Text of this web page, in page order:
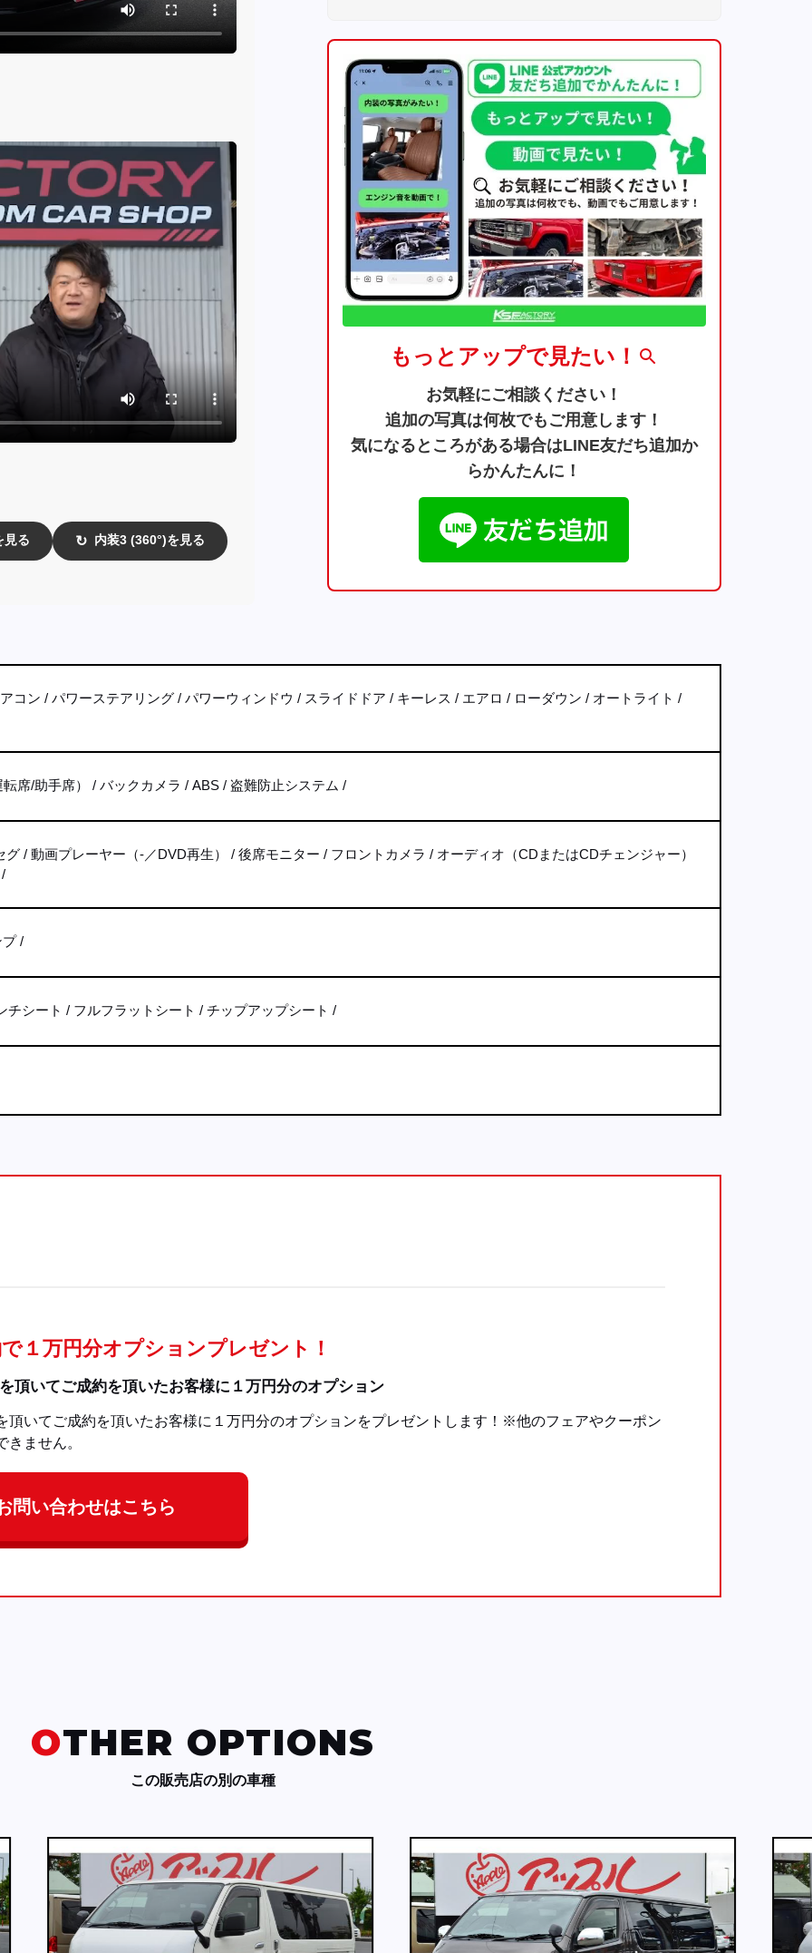
見る ↻ 内装3 (360°)を見る
もっとアップで見たい！
お気軽にご相談ください！
追加の写真は何枚でもご用意します！
気になるところがある場合はLINE友だち追加か
らかんたんに！
コン パワーステアリング パワーウィンドウ スライドドア キーレス エアロ ローダウン オートライト
席/助手席） バックカメラ ABS 盗難防止システム
グ 動画プレーヤー（-／DVD再生） 後席モニター フロントカメラ オーディオ（CDまたはCDチェンジャー）
プ
チシート フルフラットシート チップアップシート
１万円分オプションプレゼント！
頂いてご成約を頂いたお客様に１万円分のオプション
頂いてご成約を頂いたお客様に１万円分のオプションをプレゼントします！※他のフェアやクーポン
きません。
問い合わせはこちら
OTHER OPTIONS
この販売店の別の車種